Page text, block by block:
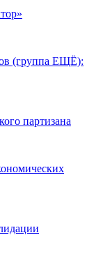
(группа ЕЩЁ):
партизана